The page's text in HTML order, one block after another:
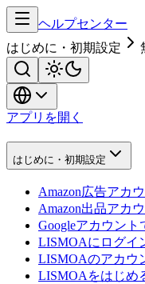
ヘルプセンター
はじめに・初期設定
アプリを開く
はじめに・初期設定
Amazon広告アカ
Amazon出品アカ
Googleアカウン
LISMOAにログイ
LISMOAのアカウ
LISMOAをはじめ